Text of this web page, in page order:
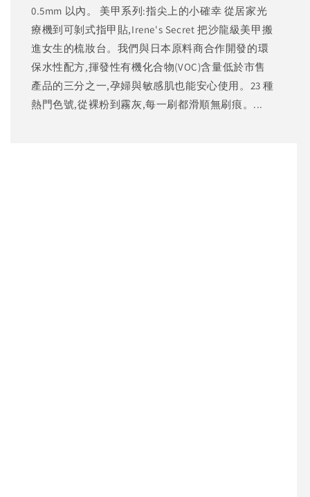
0.5mm 以內。 美甲系列:指尖上的小確幸 從居家光
療機到可剝式指甲貼,Irene's Secret 把沙龍級美甲搬
進女生的梳妝台。我們與日本原料商合作開發的環
保水性配方,揮發性有機化合物(VOC)含量低於市售
產品的三分之一,孕婦與敏感肌也能安心使用。23 種
熱門色號,從裸粉到霧灰,每一刷都滑順無刷痕。...